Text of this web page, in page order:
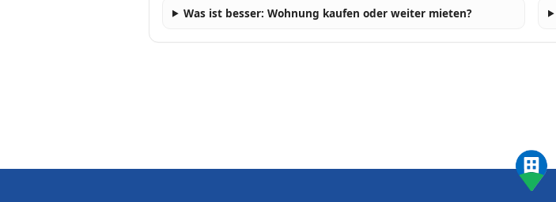
Was ist besser: Wohnung kaufen oder weiter mieten?